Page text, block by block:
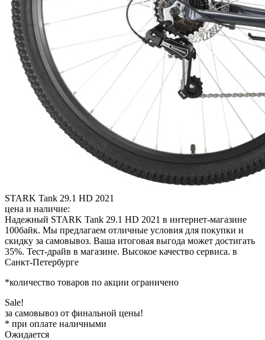
STARK Tank 29.1 HD 2021
цена и наличие:
Надежный STARK Tank 29.1 HD 2021 в интернет-магазине
100байк. Мы предлагаем отличные условия для покупки и
скидку за самовывоз. Ваша итоговая выгода может достигать
35%. Тест-драйв в магазине. Высокое качество сервиса. в
Санкт-Петербурге
*количество товаров по акции ограничено
Sale!
за самовывоз от финальной цены!
* при оплате наличными
Ожидается